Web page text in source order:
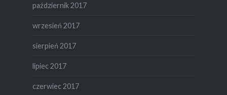
październik 2017
wrzesień 2017
sierpień 2017
lipiec 2017
czerwiec 2017